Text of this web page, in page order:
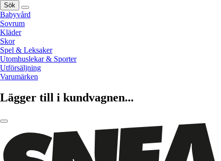
Sök
Babyvård
Sovrum
Kläder
Skor
Spel & Leksaker
Utomhuslekar & Sporter
Utförsäljning
Varumärken
Lägger till i kundvagnen...